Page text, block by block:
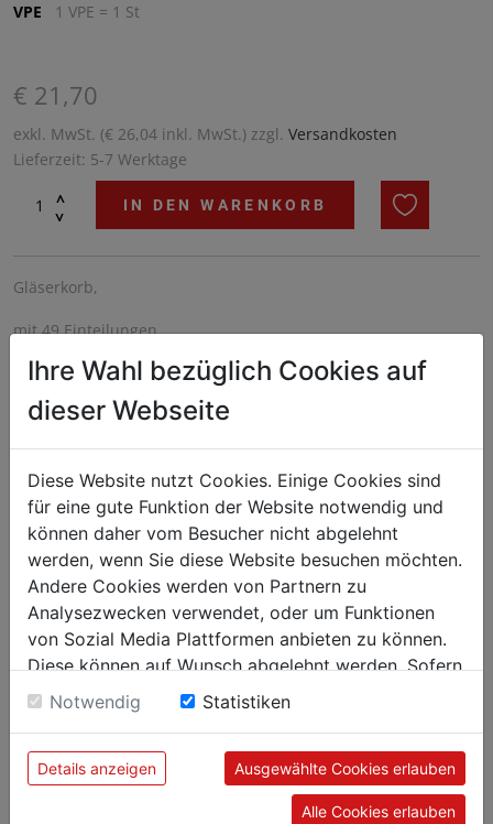
VPE
1 VPE = 1 St
€ 21,70
exkl. MwSt. (€ 26,04 inkl. MwSt.) zzgl. Versandkosten
Lieferzeit: 5-7 Werktage
^
^
IN DEN WARENKORB
Gläserkorb,
mit 49 Einteilungen,
6,5 x 6,5 x 8,7 cm Einteilungen,
Material: Polypropylen,
Ihre Wahl bezüglich Cookies auf
dieser Webseite
Diese Website nutzt Cookies. Einige Cookies sind
für eine gute Funktion der Website notwendig und
können daher vom Besucher nicht abgelehnt
werden, wenn Sie diese Website besuchen möchten.
Andere Cookies werden von Partnern zu
Analysezwecken verwendet, oder um Funktionen
von Sozial Media Plattformen anbieten zu können.
Diese können auf Wunsch abgelehnt werden. Sofern
sie unsere Webseite weiter nutzen, geben Sie
Einwilligung zu unseren Cookies.
Notwendig Statistiken
Details anzeigen Ausgewählte Cookies erlauben
Alle Cookies erlauben